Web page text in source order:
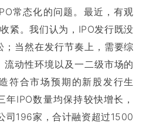
常态化的问题。最近，有观
紧。我们认为，IPO发行既没
；当然在发行节奏上，需要综
流动性环境以及一二级市场的
符合市场预期的新股发行生
年IPO数量均保持较快增长，
司196家，合计融资超过1500